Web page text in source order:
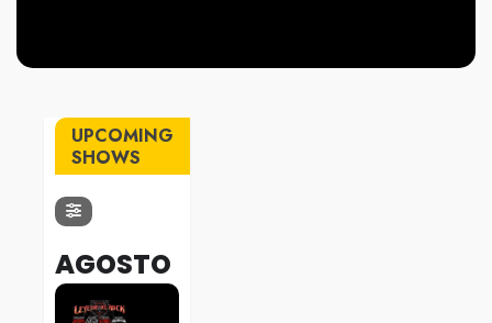
UPCOMING
SHOWS
AGOSTO